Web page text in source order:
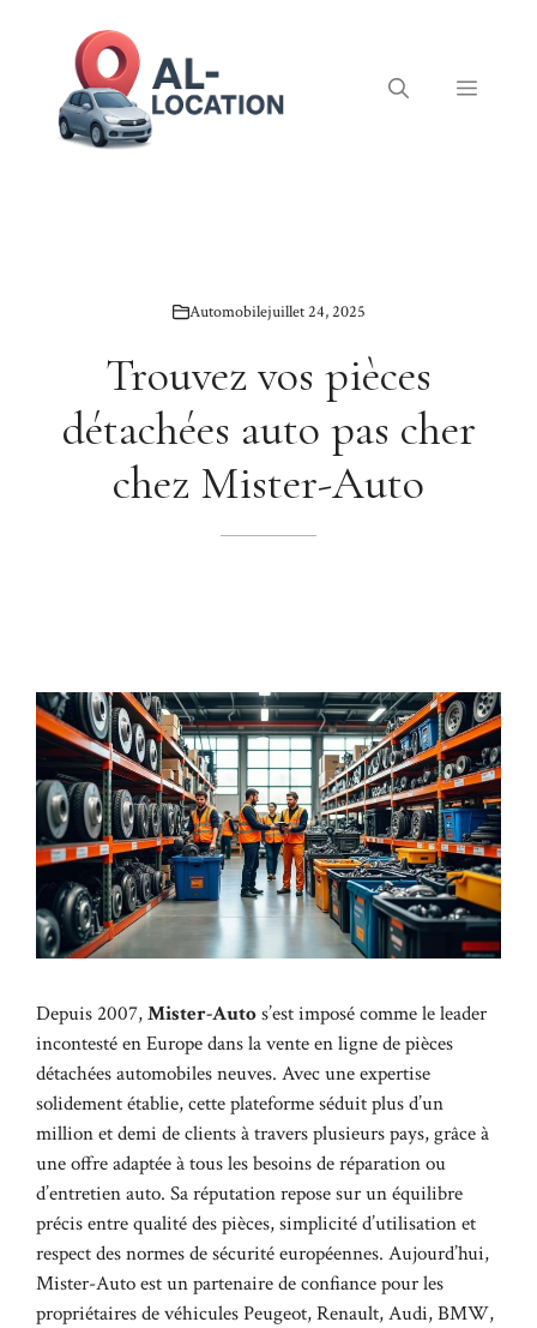
Menu
Automobilejuillet 24, 2025
Trouvez vos pièces
détachées auto pas cher
chez Mister-Auto
Depuis 2007,Mister-Autos’est imposé comme le leader
incontesté en Europe dans la vente en ligne de pièces
détachées automobiles neuves. Avec une expertise
solidement établie, cette plateforme séduit plus d’un
million et demi de clients à travers plusieurs pays, grâce à
une offre adaptée à tous les besoins de réparation ou
d’entretien auto. Sa réputation repose sur un équilibre
précis entre qualité des pièces, simplicité d’utilisation et
respect des normes de sécurité européennes. Aujourd’hui,
Mister-Auto est un partenaire de confiance pour les
propriétaires de véhicules Peugeot, Renault, Audi, BMW,